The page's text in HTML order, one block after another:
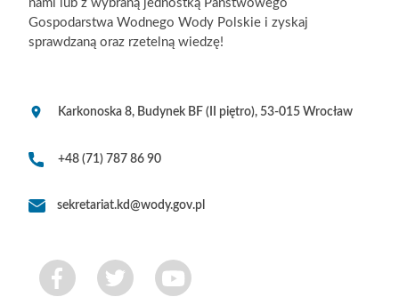
nami lub z wybraną jednostką Państwowego
Gospodarstwa Wodnego Wody Polskie i zyskaj
sprawdzaną oraz rzetelną wiedzę!
Karkonoska 8, Budynek BF (II piętro), 53-015 Wrocław
+48 (71) 787 86 90
sekretariat.kd@wody.gov.pl